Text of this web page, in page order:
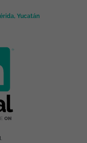
Yucatán